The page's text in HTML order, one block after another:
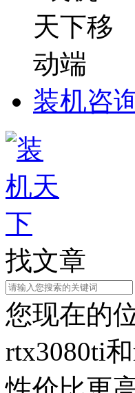
装机咨
找文章
您现在的
rtx3080ti